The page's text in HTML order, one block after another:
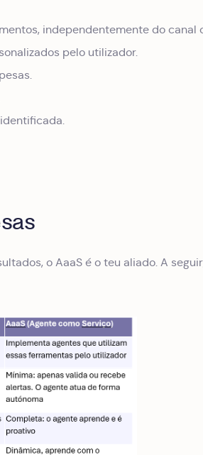
independentemente do canal
pelo utilizador.
o AaaS é o teu aliado. A